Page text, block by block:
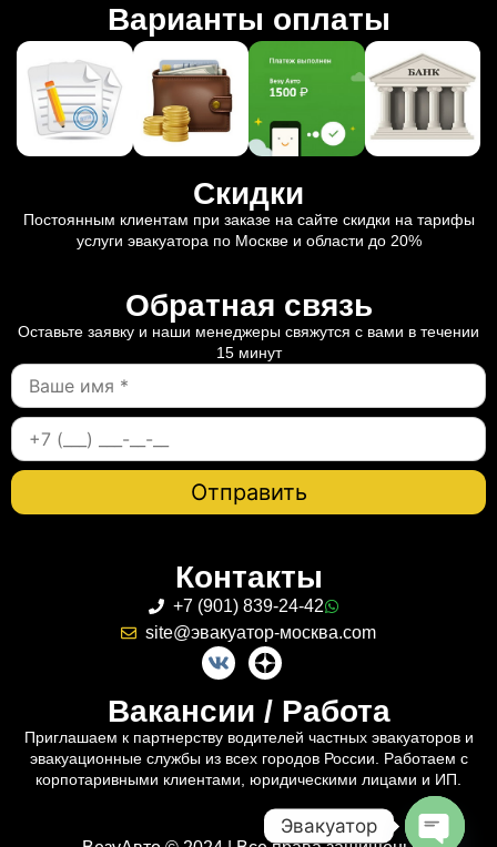
Варианты оплаты
Скидки
Постоянным клиентам при заказе на сайте скидки на тарифы
услуги эвакуатора по Москве и области до 20%
Обратная связь
Оставьте заявку и наши менеджеры свяжутся с вами в течении
15 минут
Контакты
+7 (901) 839-24-42
site@эвакуатор-москва.com
Вакансии / Работа
Приглашаем к партнерству водителей частных эвакуаторов и
эвакуационные службы из всех городов России. Работаем с
корпотаривными клиентами, юридическими лицами и ИП.
Эвакуатор